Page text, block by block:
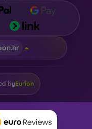
byEurion